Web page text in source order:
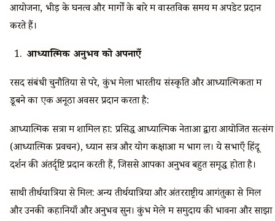
आयोजनों, भीड़ के घनत्व और मार्गों के बारे में वास्तविक समय में अपडेट प्रदान
करते हैं।
आध्यात्मिक अनुभव को अपनाएँ
रसद संबंधी चुनौतियों से परे, कुंभ मेला भारतीय संस्कृति और आध्यात्मिकता में
डूबने का एक अनूठा अवसर प्रदान करता है:
आध्यात्मिक सत्रों में शामिल हों: प्रसिद्ध आध्यात्मिक नेताओं द्वारा आयोजित सत्संग
(आध्यात्मिक प्रवचन), ध्यान सत्र और योग कक्षाओं में भाग लें। ये सभाएँ हिंदू
दर्शन की अंतर्दृष्टि प्रदान करती हैं, जिससे आपका अनुभव बहुत समृद्ध होता है।
साथी तीर्थयात्रियों से मिलें: अन्य तीर्थयात्रियों और अंतरराष्ट्रीय आगंतुकों से मिलें
और उनकी कहानियाँ और अनुभव सुनें। कुंभ मेले में समुदाय की भावना और साझा